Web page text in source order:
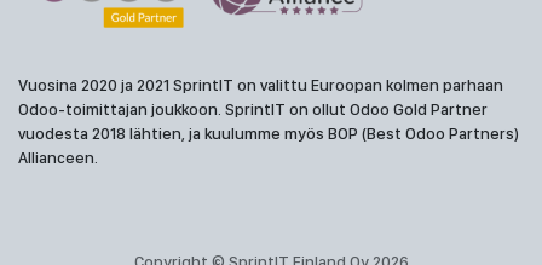
Vuosina 2020 ja 2021 SprintIT on valittu Euroopan kolmen parhaan
Odoo-toimittajan joukkoon. SprintIT on ollut Odoo Gold Partner
vuodesta 2018 lähtien, ja kuulumme myös BOP (Best Odoo Partners)
Allianceen.
Copyright © SprintIT Finland Oy 2026